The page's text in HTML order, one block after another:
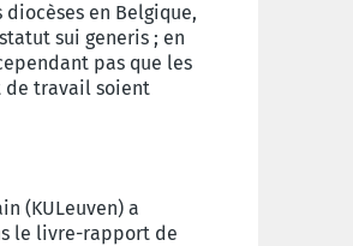
en Belgique,
sui generis ; en
pas que les
de travail soient
(KULeuven) a
le livre-rapport de